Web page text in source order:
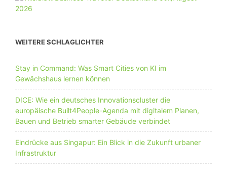
WEITERE SCHLAGLICHTER
Stay in Command: Was Smart Cities von KI im
Gewächshaus lernen können
DICE: Wie ein deutsches Innovationscluster die
europäische Built4People-Agenda mit digitalem Planen,
Bauen und Betrieb smarter Gebäude verbindet
Eindrücke aus Singapur: Ein Blick in die Zukunft urbaner
Infrastruktur